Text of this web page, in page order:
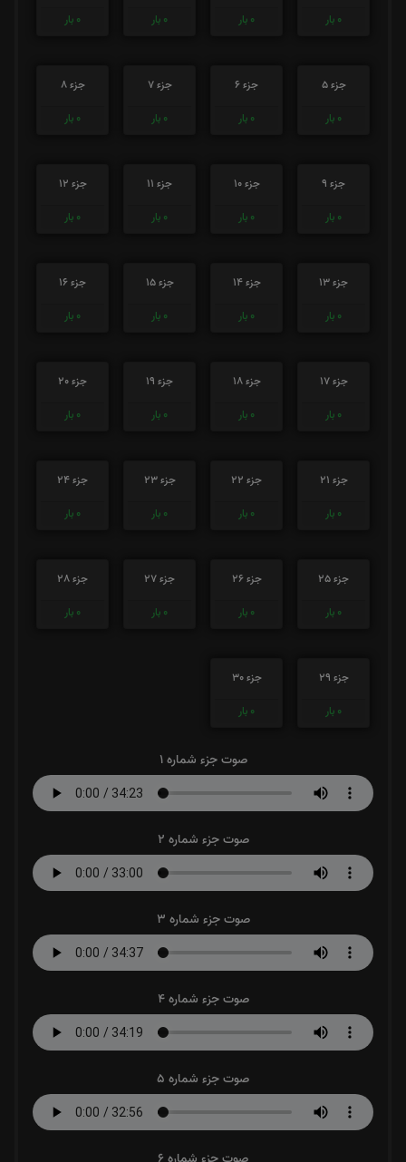
0 بار
0 بار
0 بار
0 بار
جزء 5
0 بار
جزء 6
0 بار
جزء 7
0 بار
جزء 8
0 بار
جزء 9
0 بار
جزء 10
0 بار
جزء 11
0 بار
جزء 12
0 بار
جزء 13
0 بار
جزء 14
0 بار
جزء 15
0 بار
جزء 16
0 بار
جزء 17
0 بار
جزء 18
0 بار
جزء 19
0 بار
جزء 20
0 بار
جزء 21
0 بار
جزء 22
0 بار
جزء 23
0 بار
جزء 24
0 بار
جزء 25
0 بار
جزء 26
0 بار
جزء 27
0 بار
جزء 28
0 بار
جزء 29
0 بار
جزء 30
0 بار
صوت جزء شماره 1
صوت جزء شماره 2
صوت جزء شماره 3
صوت جزء شماره 4
صوت جزء شماره 5